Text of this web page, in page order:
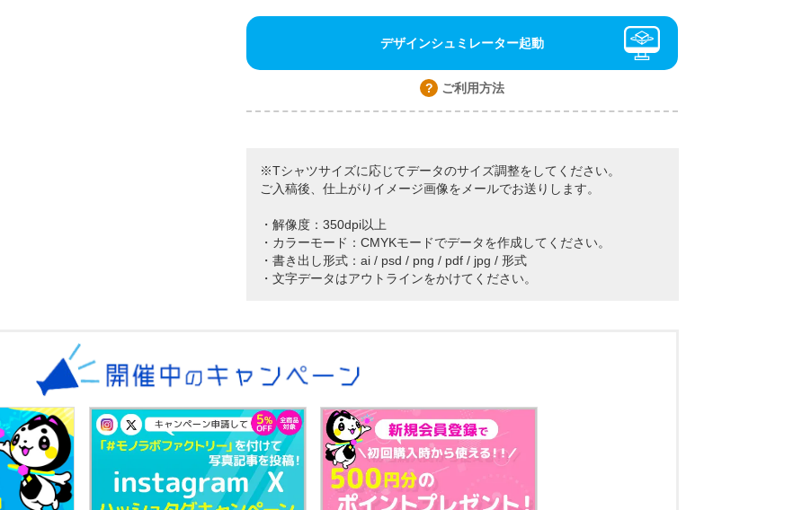
デザインシュミレーター起動
ご利用方法
※Tシャツサイズに応じてデータのサイズ調整をしてください。
ご入稿後、仕上がりイメージ画像をメールでお送りします。
・解像度：350dpi以上
・カラーモード：CMYKモードでデータを作成してください。
・書き出し形式：ai / psd / png / pdf / jpg / 形式
・文字データはアウトラインをかけてください。